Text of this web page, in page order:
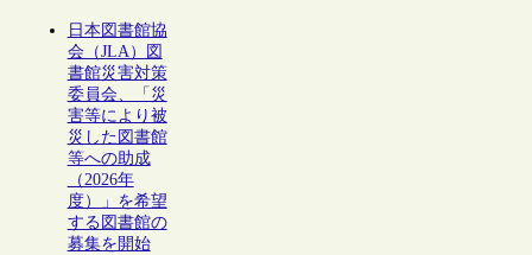
日本図書館協
会（JLA）図
書館災害対策
委員会、「災
害等により被
災した図書館
等への助成
（2026年
度）」を希望
する図書館の
募集を開始